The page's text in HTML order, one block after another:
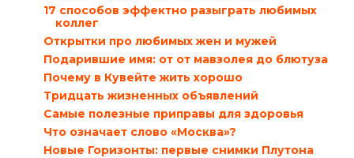
17 способов эффектно разыграть любимых
коллег
Открытки про любимых жен и мужей
Подарившие имя: от от мавзолея до блютуза
Почему в Кувейте жить хорошо
Тридцать жизненных объявлений
Самые полезные приправы для здоровья
Что означает слово «Москва»?
Новые Горизонты: первые снимки Плутона